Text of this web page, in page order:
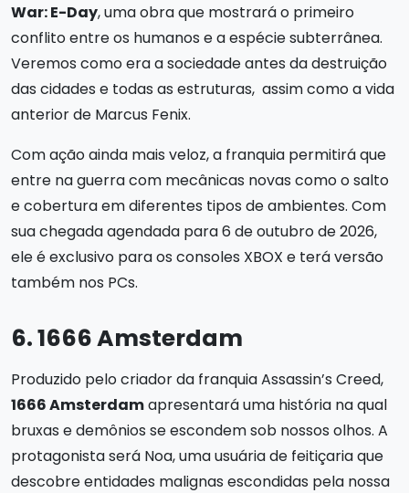
War: E-Day, uma obra que mostrará o primeiro
conflito entre os humanos e a espécie subterrânea.
Veremos como era a sociedade antes da destruição
das cidades e todas as estruturas, assim como a vida
anterior de Marcus Fenix.
Com ação ainda mais veloz, a franquia permitirá que
entre na guerra com mecânicas novas como o salto
e cobertura em diferentes tipos de ambientes. Com
sua chegada agendada para 6 de outubro de 2026,
ele é exclusivo para os consoles XBOX e terá versão
também nos PCs.
6. 1666 Amsterdam
Produzido pelo criador da franquia Assassin’s Creed,
1666 Amsterdamapresentará uma história na qual
bruxas e demônios se escondem sob nossos olhos. A
protagonista será Noa, uma usuária de feitiçaria que
descobre entidades malignas escondidas pela nossa